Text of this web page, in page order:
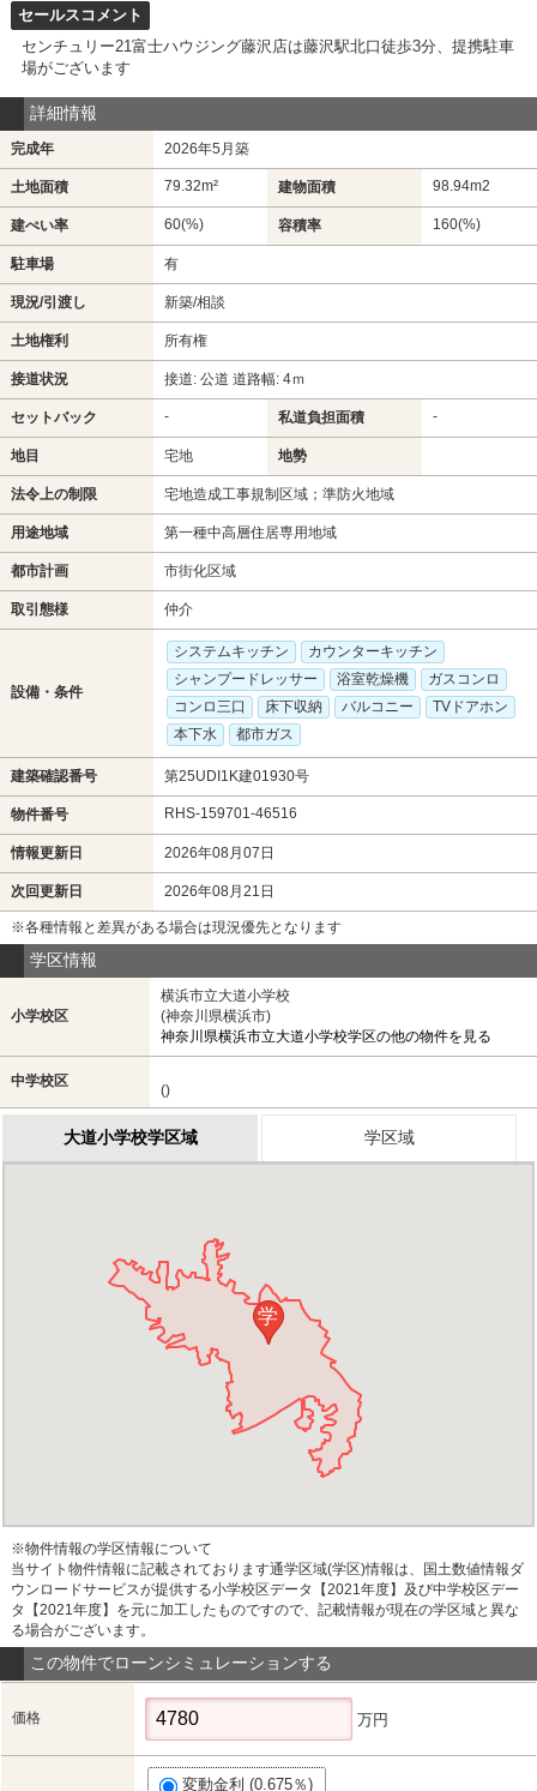
セールスコメント
センチュリー21富士ハウジング藤沢店は藤沢駅北口徒歩3分、提携駐車
場がございます
詳細情報
完成年 2026年5月築
土地面積 79.32m² 建物面積 98.94m2
建ぺい率 60(%) 容積率 160(%)
駐車場 有
現況/引渡し 新築/相談
土地権利 所有権
接道状況 接道: 公道 道路幅: 4ｍ
セットバック - 私道負担面積 -
地目 宅地 地勢
法令上の制限 宅地造成工事規制区域；準防火地域
用途地域 第一種中高層住居専用地域
都市計画 市街化区域
取引態様 仲介
設備・条件
システムキッチン
カウンターキッチン
シャンプードレッサー
浴室乾燥機
ガスコンロ
コンロ三口
床下収納 バルコニー
TVドアホン
本下水
都市ガス
建築確認番号 第25UDI1K建01930号
物件番号 RHS-159701-46516
情報更新日 2026年08月07日
次回更新日 2026年08月21日
※各種情報と差異がある場合は現況優先となります
学区情報
小学校区
横浜市立大道小学校
(神奈川県横浜市)
神奈川県横浜市立大道小学校学区の他の物件を見る
中学校区
()
大道小学校学区域 学区域
学
※物件情報の学区情報について
当サイト物件情報に記載されております通学区域(学区)情報は、国土数値情報ダ
ウンロードサービスが提供する小学校区データ【2021年度】及び中学校区デー
タ【2021年度】を元に加工したものですので、記載情報が現在の学区域と異な
る場合がございます。
この物件でローンシミュレーションする
価格 万円
変動金利 (0.675％)